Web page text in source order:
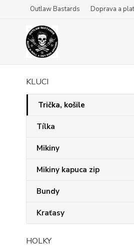
Outlaw Bastards Doprava a
KLUCI
Trička, košile
Tílka
Mikiny
Mikiny kapuca zip
Bundy
Kraťasy
HOLKY